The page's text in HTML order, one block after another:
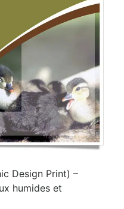
Design Print) –
humides et